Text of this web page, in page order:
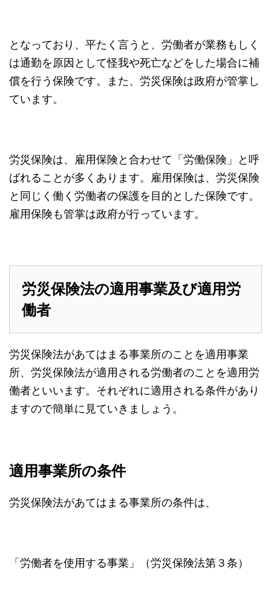
となっており、平たく言うと、労働者が業務もしく
は通勤を原因として怪我や死亡などをした場合に補
償を行う保険です。また、労災保険は政府が管掌し
ています。
労災保険は、雇用保険と合わせて「労働保険」と呼
ばれることが多くあります。雇用保険は、労災保険
と同じく働く労働者の保護を目的とした保険です。
雇用保険も管掌は政府が行っています。
労災保険法の適用事業及び適用労
働者
労災保険法があてはまる事業所のことを適用事業
所、労災保険法が適用される労働者のことを適用労
働者といいます。それぞれに適用される条件があり
ますので簡単に見ていきましょう。
適用事業所の条件
労災保険法があてはまる事業所の条件は、
「労働者を使用する事業」（労災保険法第３条）